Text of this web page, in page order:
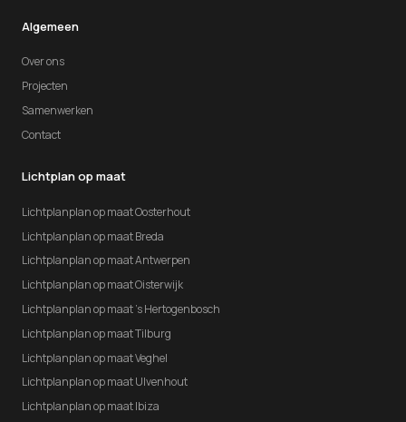
Algemeen
Over ons
Projecten
Samenwerken
Contact
Lichtplan op maat
Lichtplanplan op maat Oosterhout
Lichtplanplan op maat Breda
Lichtplanplan op maat Antwerpen
Lichtplanplan op maat Oisterwijk
Lichtplanplan op maat 's Hertogenbosch
Lichtplanplan op maat Tilburg
Lichtplanplan op maat Veghel
Lichtplanplan op maat Ulvenhout
Lichtplanplan op maat Ibiza